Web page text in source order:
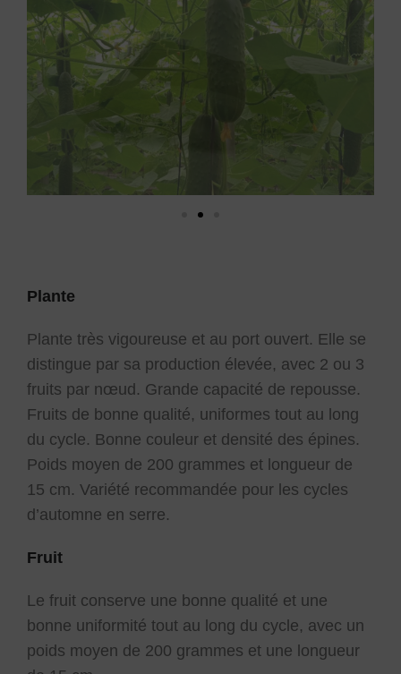
Plante
Plante très vigoureuse et au port ouvert. Elle se
distingue par sa production élevée, avec 2 ou 3
fruits par nœud. Grande capacité de repousse.
Fruits de bonne qualité, uniformes tout au long
du cycle. Bonne couleur et densité des épines.
Poids moyen de 200 grammes et longueur de
15 cm. Variété recommandée pour les cycles
d’automne en serre.
Fruit
Le fruit conserve une bonne qualité et une
bonne uniformité tout au long du cycle, avec un
poids moyen de 200 grammes et une longueur